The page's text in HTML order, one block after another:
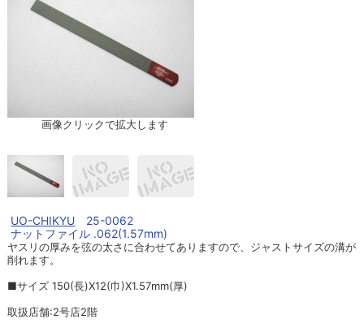
画像クリックで拡大します
UO-CHIKYU 25-0062
ナットファイル .062(1.57mm)
ヤスリの厚みを弦の太さに合わせてありますので、ジャストサイズの溝が
削れます。
■サイズ 150(長)X12(巾)X1.57mm(厚)
取扱店舗:2号店2階